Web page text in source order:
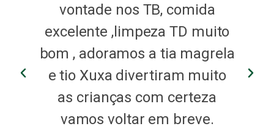
vontade nos TB, comida
excelente ,limpeza TD muito
bom , adoramos a tia magrela
e tio Xuxa divertiram muito
as crianças com certeza
vamos voltar em breve.